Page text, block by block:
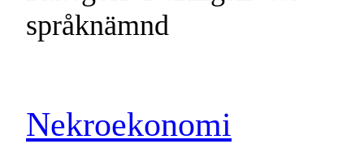
språknämnd
Nekroekonomi